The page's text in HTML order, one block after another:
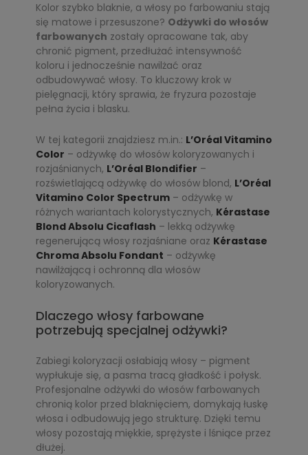
Kolor szybko blaknie, a włosy po farbowaniu stają
się matowe i przesuszone? Odżywki do włosów
farbowanych zostały opracowane tak, aby
chronić pigment, przedłużać intensywność
koloru i jednocześnie nawilżać oraz
odbudowywać włosy. To kluczowy krok w
pielęgnacji, który sprawia, że fryzura pozostaje
pełna życia i blasku.
W tej kategorii znajdziesz m.in.: L’Oréal Vitamino
Color – odżywkę do włosów koloryzowanych i
rozjaśnianych, L’Oréal Blondifier –
rozświetlającą odżywkę do włosów blond, L’Oréal
Vitamino Color Spectrum – odżywkę w
różnych wariantach kolorystycznych, Kérastase
Blond Absolu Cicaflash – lekką odżywkę
regenerującą włosy rozjaśniane oraz Kérastase
Chroma Absolu Fondant – odżywkę
nawilżającą i ochronną dla włosów
koloryzowanych.
Dlaczego włosy farbowane
potrzebują specjalnej odżywki?
Zabiegi koloryzacji osłabiają włosy – pigment
wypłukuje się, a pasma tracą gładkość i połysk.
Profesjonalne odżywki do włosów farbowanych
chronią kolor przed blaknięciem, domykają łuskę
włosa i odbudowują jego strukturę. Dzięki temu
włosy pozostają miękkie, sprężyste i lśniące przez
dłużej.